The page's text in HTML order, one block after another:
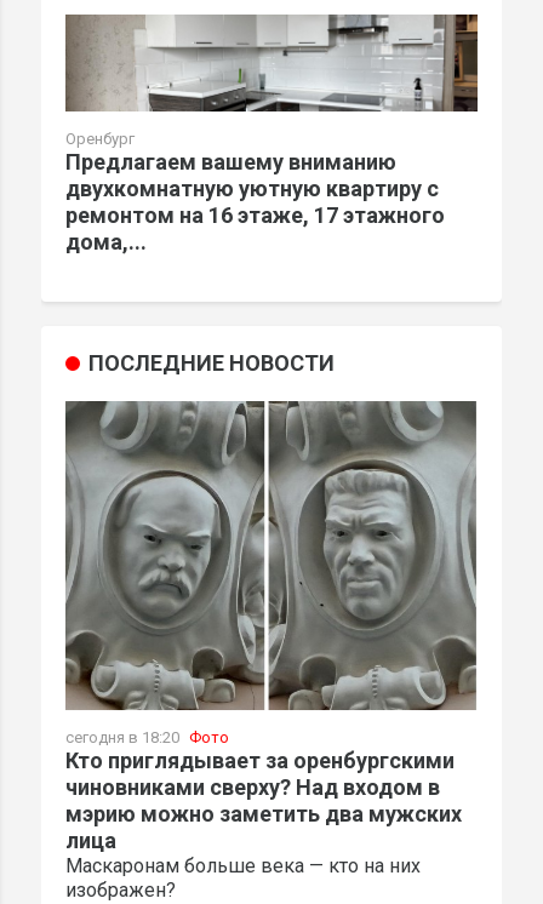
Оренбург
Предлагаем вашему вниманию
двухкомнатную уютную квартиру с
ремонтом на 16 этаже, 17 этажного
дома,...
ПОСЛЕДНИЕ НОВОСТИ
сегодня в 18:20 Фото
Кто приглядывает за оренбургскими
чиновниками сверху? Над входом в
мэрию можно заметить два мужских
лица
Маскаронам больше века — кто на них
изображен?